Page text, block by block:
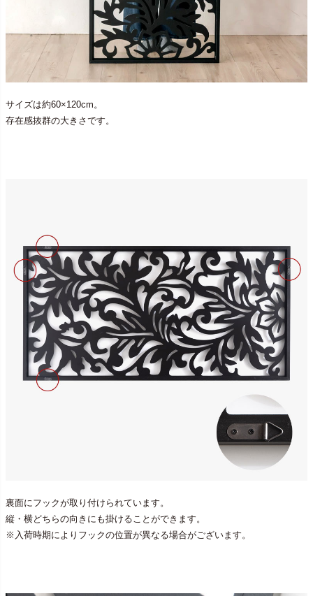
サイズは約60×120cm。
存在感抜群の大きさです。
裏面にフックが取り付けられています。
縦・横どちらの向きにも掛けることができます。
※入荷時期によりフックの位置が異なる場合がございます。